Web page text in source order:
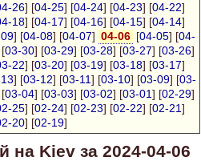
26] [04-25] [04-24] [04-23] [04-22]
18] [04-17] [04-16] [04-15] [04-14]
] [04-08] [04-07] 04-06 [04-05] [04-
03-30] [03-29] [03-28] [03-27] [03-26]
22] [03-20] [03-19] [03-18] [03-17]
] [03-12] [03-11] [03-10] [03-09] [03-
03-04] [03-03] [03-02] [03-01] [02-29]
25] [02-24] [02-23] [02-22] [02-21]
20] [02-19]
на Kiev за 2024-04-06